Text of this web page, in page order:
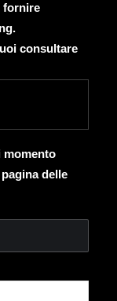
fornire
consultare
momento
delle